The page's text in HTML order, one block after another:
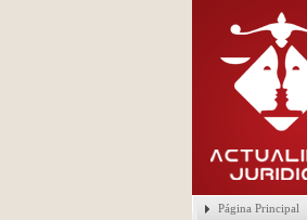
Página Principal